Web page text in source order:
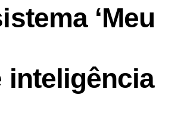
‘Meu
inteligência